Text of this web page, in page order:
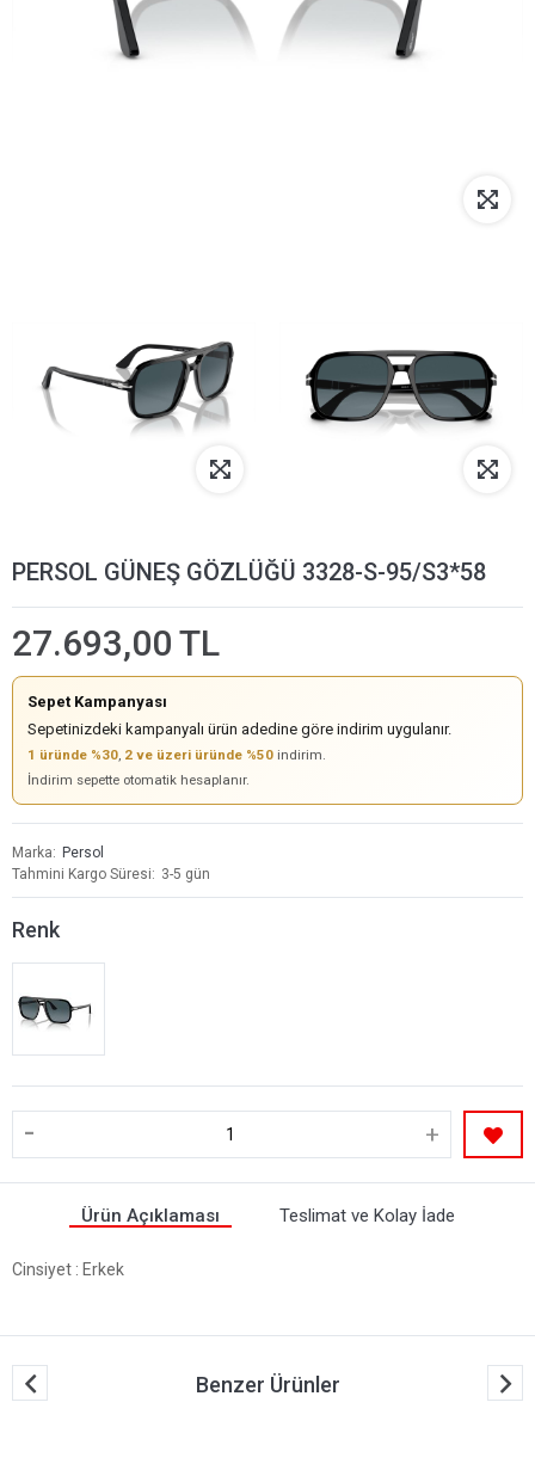
PERSOL GÜNEŞ GÖZLÜĞÜ 3328-S-95/S3*58
27.693,00 TL
Sepet Kampanyası
Sepetinizdeki kampanyalı ürün adedine göre indirim uygulanır.
1 üründe %30, 2 ve üzeri üründe %50 indirim.
İndirim sepette otomatik hesaplanır.
Marka
Persol
Tahmini Kargo Süresi
3-5 gün
Renk
- +
Ürün Açıklaması Teslimat ve Kolay İade
Cinsiyet : Erkek
Benzer Ürünler